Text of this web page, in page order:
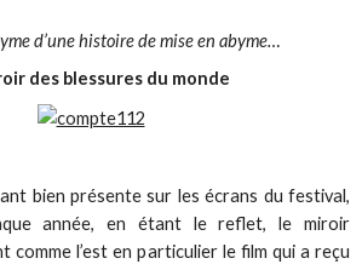
d’une histoire de mise en abyme…
des blessures du monde
bien présente sur les écrans du festival,
année, en étant le reflet, le miroir
comme l’est en particulier le film qui a reçu